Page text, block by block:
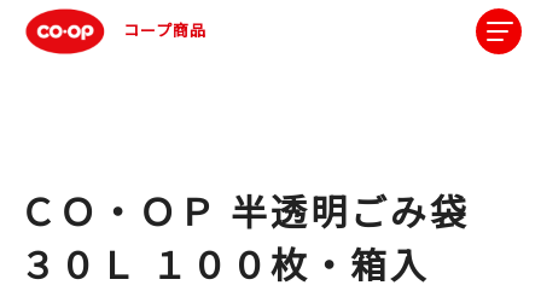
コープ商品
ＣＯ・ＯＰ 半透明ごみ袋
３０Ｌ １００枚・箱入